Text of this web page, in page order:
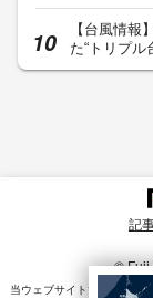
【台風情
た“トリプ
記
© Fuji
当ウェブサイトでは、ユー